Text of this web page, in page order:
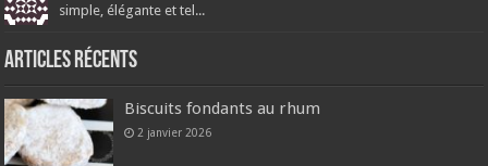
simple, élégante et tel...
Articles récents
Biscuits fondants au rhum
2 janvier 2026